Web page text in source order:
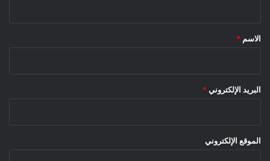
*
الاسم *
البريد الإلكتروني *
الموقع الإلكتروني